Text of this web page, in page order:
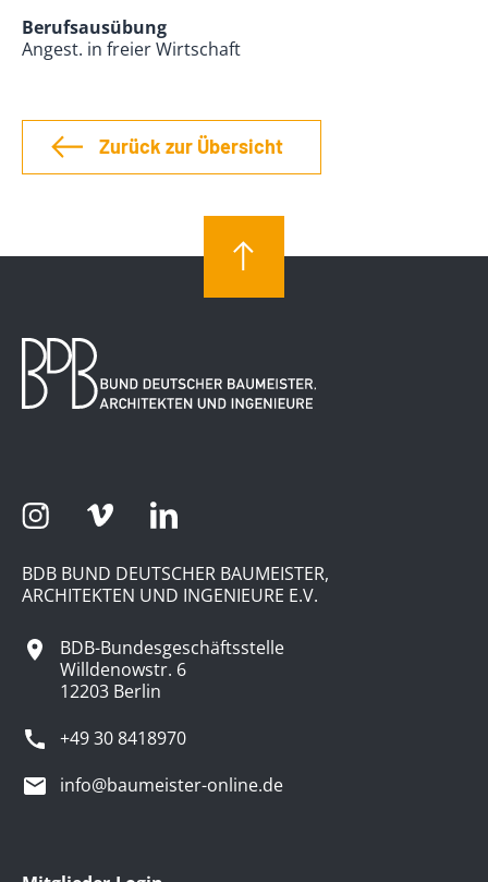
Berufsausübung
Angest. in freier Wirtschaft
Zurück zur Übersicht
BDB BUND DEUTSCHER BAUMEISTER,
ARCHITEKTEN UND INGENIEURE E.V.
BDB-Bundesgeschäftsstelle
Willdenowstr. 6
12203 Berlin
+49 30 8418970
info@baumeister-online.de